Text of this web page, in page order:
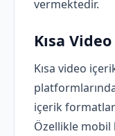
vermektedir.
Kısa
Kısa video
içerik
Özellikle mobil